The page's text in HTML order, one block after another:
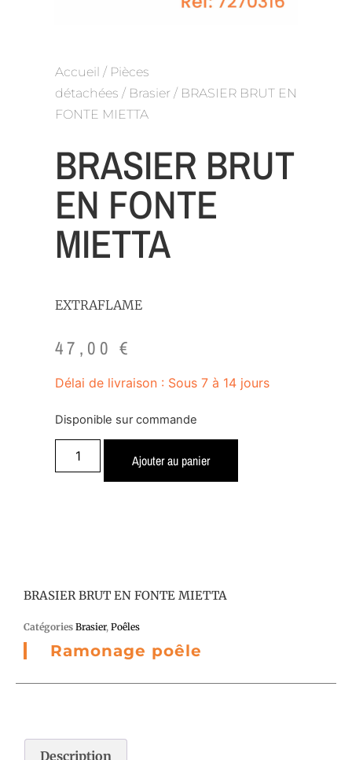
Accueil / Pièces
détachées / Brasier / BRASIER BRUT EN
FONTE MIETTA
BRASIER BRUT
EN FONTE
MIETTA
EXTRAFLAME
47,00€
Délai de livraison : Sous 7 à 14 jours
Disponible sur commande
Ajouter au panier
BRASIER BRUT EN FONTE MIETTA
Catégories Brasier, Poêles
Ramonage poêle
Description